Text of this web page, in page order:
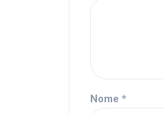
Nome *